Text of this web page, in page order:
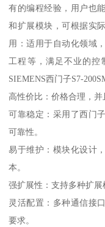
有的编程经验，用户也
和扩展模块，可根据实
用：适用于自动化领域
工程等，满足不业的控
SIEMENS西门子S7-
高性价比：价格合理，并
可靠稳定：采用了西门
可靠性。
易于维护：模块化设计
本。
强扩展性：支持多种扩展
灵活配置：多种通信接
要求。